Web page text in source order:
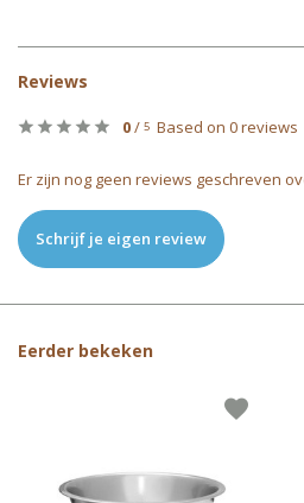
Reviews
0/ 5 Based on 0 reviews
Er zijn nog geen reviews geschreven
Schrijf je eigen review
Eerder bekeken